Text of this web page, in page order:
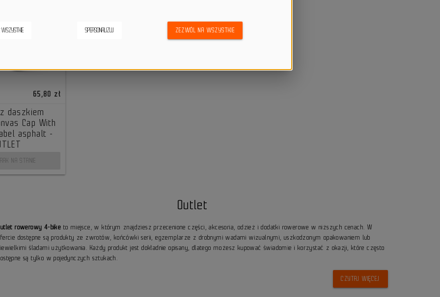
65,80 zł
daszkiem
Cap With
asphalt -
NA STANIE
Outlet
rowerowy 4-bike to miejsce, w którym znajdziesz przecenione części, akcesoria, odzież i dodatki rowerowe w niższych cenach. W
dostępne są produkty ze zwrotów, końcówki serii, egzemplarze z drobnymi wadami wizualnymi, uszkodzonym opakowaniem lub
śladami użytkowania. Każdy produkt jest dokładnie opisany, dlatego możesz kupować świadomie i korzystać z okazji, które często
są tylko w pojedynczych sztukach.
CZYTAJ WIĘCEJ
WSZYSTKIE SPERSONALIZUJ ZEZWÓL NA WSZYSTKIE